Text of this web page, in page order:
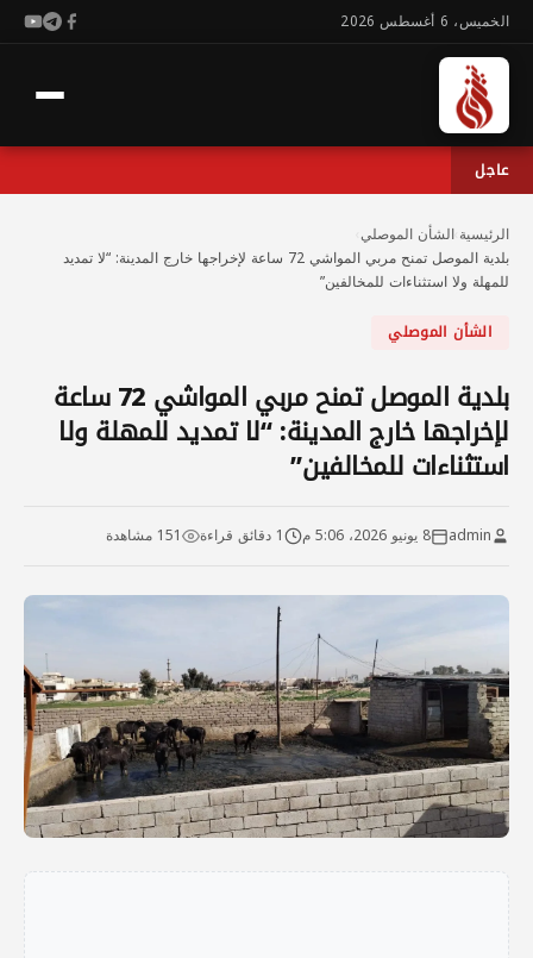
الخميس، 6 أغسطس 2026
عاجل
الرئيسية الشأن الموصلي
بلدية الموصل تمنح مربي المواشي 72 ساعة لإخراجها خارج المدينة: “لا تمديد
للمهلة ولا استثناءات للمخالفين”
الشأن الموصلي
بلدية الموصل تمنح مربي المواشي 72 ساعة
لإخراجها خارج المدينة: “لا تمديد للمهلة ولا
استثناءات للمخالفين”
admin 8 يونيو 2026، 5:06 م 1 دقائق قراءة 151 مشاهدة